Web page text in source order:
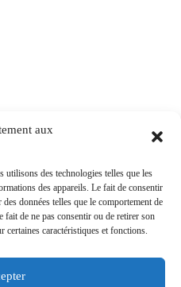
aux
des technologies telles que les
des appareils. Le fait de consentir
données telles que le comportement de
de ne pas consentir ou de retirer son
certaines caractéristiques et fonctions.